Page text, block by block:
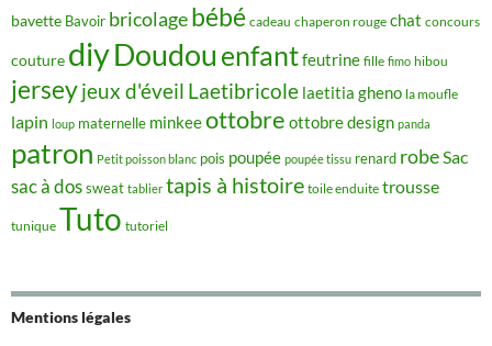
bavette Bavoir bricolagebébé cadeau chaperon rouge chat concours
couture diyDoudou enfantfeutrine fille fimo hibou
jerseyjeux d'éveil Laetibricole laetitia gheno la moufle
lapin loup maternelle minkeeottobre ottobre design panda
patron Petit poisson blanc pois poupée poupée tissu renard robeSac
sac à dossweat tablier tapis à histoire toile enduite trousse
tunique Tuto tutoriel
Mentions légales